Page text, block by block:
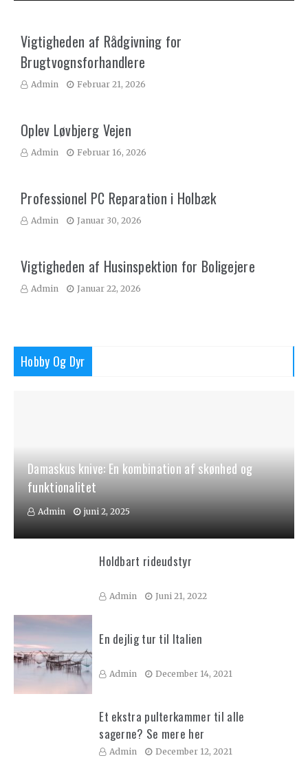
Vigtigheden af Rådgivning for
Brugtvognsforhandlere
Admin Februar 21, 2026
Oplev Løvbjerg Vejen
Admin Februar 16, 2026
Professionel PC Reparation i Holbæk
Admin Januar 30, 2026
Vigtigheden af Husinspektion for Boligejere
Admin Januar 22, 2026
Hobby Og Dyr
Damaskus knive: En kombination af skønhed og
funktionalitet
Admin juni 2, 2025
Holdbart rideudstyr
Admin Juni 21, 2022
En dejlig tur til Italien
Admin December 14, 2021
Et ekstra pulterkammer til alle
sagerne? Se mere her
Admin December 12, 2021